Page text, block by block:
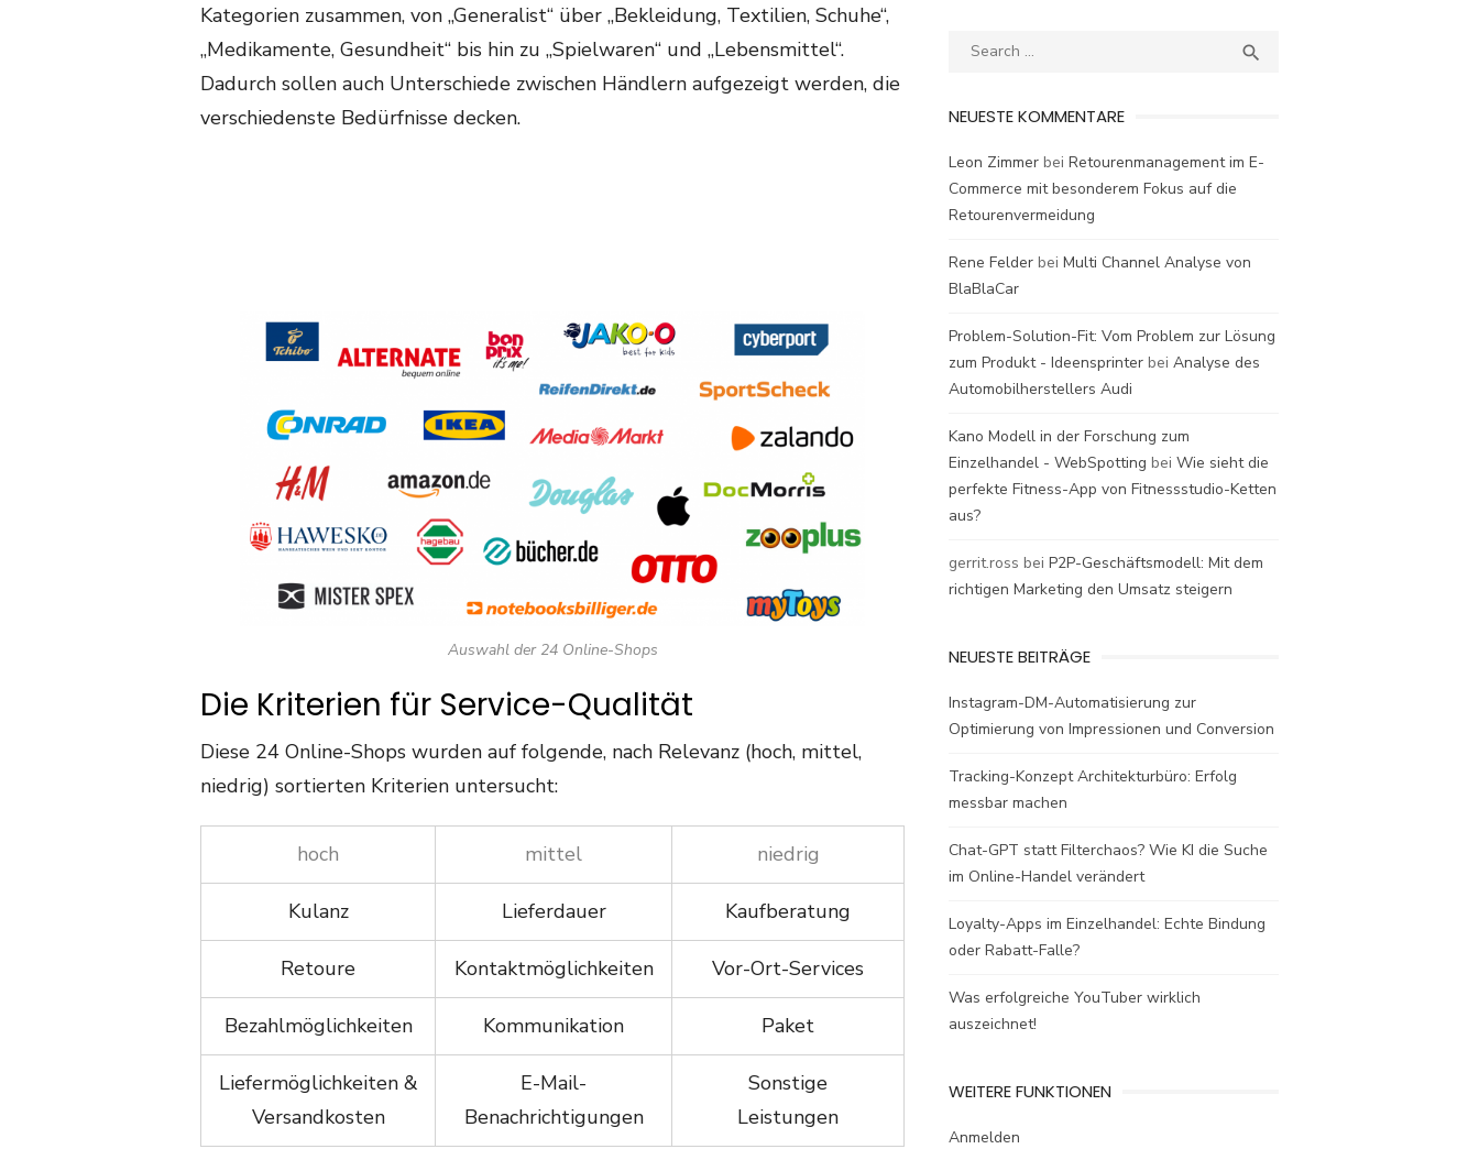
Kategorien zusammen, von „Generalist“ über „Bekleidung, Textilien, Schuhe“,
„Medikamente, Gesundheit“ bis hin zu „Spielwaren“ und „Lebensmittel“.
Dadurch sollen auch Unterschiede zwischen Händlern aufgezeigt werden, die
verschiedenste Bedürfnisse decken.
Auswahl der 24 Online-Shops
Die Kriterien für Service-Qualität
Diese 24 Online-Shops wurden auf folgende, nach Relevanz (hoch, mittel,
niedrig) sortierten Kriterien untersucht:
hoch mittel niedrig
Kulanz Lieferdauer Kaufberatung
Retoure Kontaktmöglichkeiten Vor-Ort-Services
Bezahlmöglichkeiten Kommunikation Paket
Liefermöglichkeiten &
Versandkosten
E-Mail-
Benachrichtigungen
Sonstige
Leistungen
Search

NEUESTE KOMMENTARE
Leon Zimmer bei Retourenmanagement im E-
Commerce mit besonderem Fokus auf die
Retourenvermeidung
Rene Felder bei Multi Channel Analyse von
BlaBlaCar
Problem-Solution-Fit: Vom Problem zur Lösung
zum Produkt - Ideensprinter bei Analyse des
Automobilherstellers Audi
Kano Modell in der Forschung zum
Einzelhandel - WebSpotting bei Wie sieht die
perfekte Fitness-App von Fitnessstudio-Ketten
aus?
gerrit.ross bei P2P-Geschäftsmodell: Mit dem
richtigen Marketing den Umsatz steigern
NEUESTE BEITRÄGE
Instagram-DM-Automatisierung zur
Optimierung von Impressionen und Conversion
Tracking-Konzept Architekturbüro: Erfolg
messbar machen
Chat-GPT statt Filterchaos? Wie KI die Suche
im Online-Handel verändert
Loyalty-Apps im Einzelhandel: Echte Bindung
oder Rabatt-Falle?
Was erfolgreiche YouTuber wirklich
auszeichnet!
WEITERE FUNKTIONEN
Anmelden